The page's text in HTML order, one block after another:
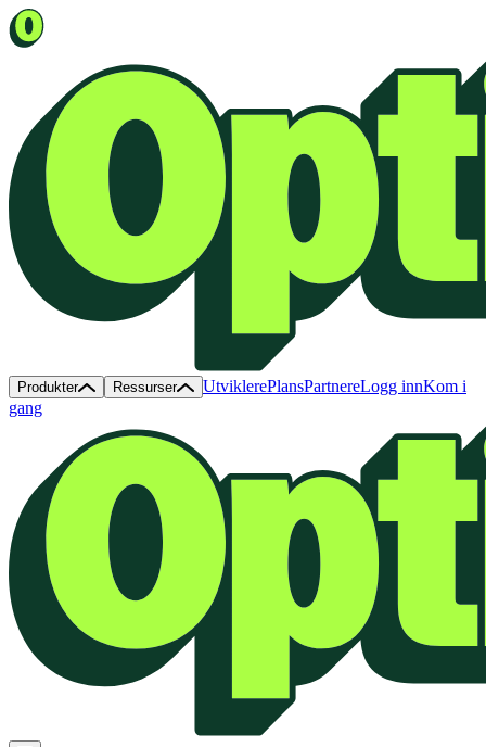
Produkter Ressurser UtviklerePlansPartnereLogg innKom i
gang